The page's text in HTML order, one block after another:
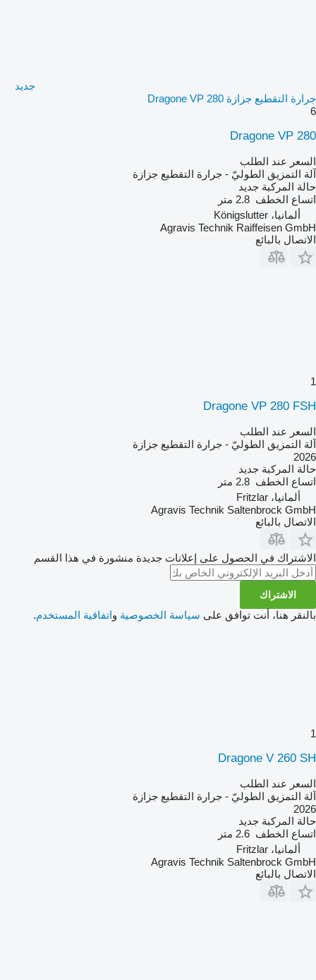
جديد
جرارة التقطيع جزازة Dragone VP 280
6
Dragone VP 280
السعر عند الطلب
آلة التمزيق الطوليّ - جرارة التقطيع جزازة
حالة المركبة جديد
اتساع الخطف 2.8 متر
ألمانيا، Königslutter
Agravis Technik Raiffeisen GmbH
الاتصال بالبائع
1
Dragone VP 280 FSH
السعر عند الطلب
آلة التمزيق الطوليّ - جرارة التقطيع جزازة
2026
حالة المركبة جديد
اتساع الخطف 2.8 متر
ألمانيا، Fritzlar
Agravis Technik Saltenbrock GmbH
الاتصال بالبائع
الاشتراك في الحصول على إعلانات جديدة منشورة في هذا القسم
الاشتراك
بالنقر هنا، أنت توافق على سياسة الخصوصية واتفاقية المستخدم.
1
Dragone V 260 SH
السعر عند الطلب
آلة التمزيق الطوليّ - جرارة التقطيع جزازة
2026
حالة المركبة جديد
اتساع الخطف 2.6 متر
ألمانيا، Fritzlar
Agravis Technik Saltenbrock GmbH
الاتصال بالبائع